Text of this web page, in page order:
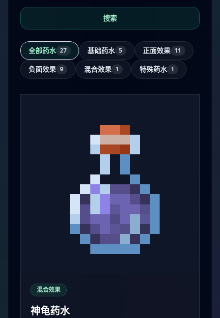
搜索
全部药水 27 基础药水 5 正面效果 11
负面效果 9 混合效果 1 特殊药水 1
混合效果
神龟药水